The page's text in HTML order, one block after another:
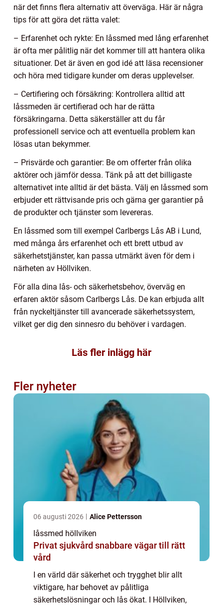
när det finns flera alternativ att överväga. Här är några
tips för att göra det rätta valet:
– Erfarenhet och rykte: En låssmed med lång erfarenhet
är ofta mer pålitlig när det kommer till att hantera olika
situationer. Det är även en god idé att läsa recensioner
och höra med tidigare kunder om deras upplevelser.
– Certifiering och försäkring: Kontrollera alltid att
låssmeden är certifierad och har de rätta
försäkringarna. Detta säkerställer att du får
professionell service och att eventuella problem kan
lösas utan bekymmer.
– Prisvärde och garantier: Be om offerter från olika
aktörer och jämför dessa. Tänk på att det billigaste
alternativet inte alltid är det bästa. Välj en låssmed som
erbjuder ett rättvisande pris och gärna ger garantier på
de produkter och tjänster som levereras.
En låssmed som till exempel Carlbergs Lås AB i Lund,
med många års erfarenhet och ett brett utbud av
säkerhetstjänster, kan passa utmärkt även för dem i
närheten av Höllviken.
För alla dina lås- och säkerhetsbehov, överväg en
erfaren aktör såsom Carlbergs Lås. De kan erbjuda allt
från nyckeltjänster till avancerade säkerhetssystem,
vilket ger dig den sinnesro du behöver i vardagen.
Läs fler inlägg här
Fler nyheter
06 augusti 2026 Alice Pettersson
låssmed höllviken
Privat sjukvård snabbare vägar till rätt
vård
I en värld där säkerhet och trygghet blir allt
viktigare, har behovet av pålitliga
säkerhetslösningar och lås ökat. I Höllviken,